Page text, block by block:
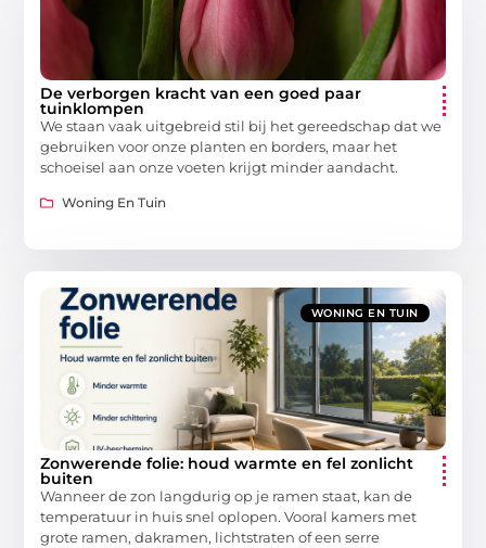
De verborgen kracht van een goed paar
tuinklompen
We staan vaak uitgebreid stil bij het gereedschap dat we
gebruiken voor onze planten en borders, maar het
schoeisel aan onze voeten krijgt minder aandacht.
Woning En Tuin
WONING EN TUIN
Zonwerende folie: houd warmte en fel zonlicht
buiten
Wanneer de zon langdurig op je ramen staat, kan de
temperatuur in huis snel oplopen. Vooral kamers met
grote ramen, dakramen, lichtstraten of een serre